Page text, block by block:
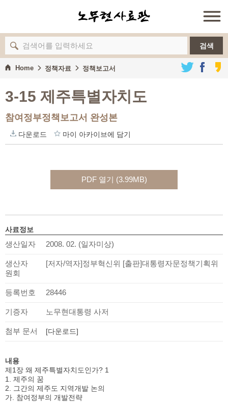
검색
Home 정책자료 정책보고서
3-15 제주특별자치도
참여정부정책보고서 완성본
다운로드 마이 아카이브에 담기
PDF 열기 (3.99MB)
사료정보
생산일자 2008. 02. (일자미상)
생산자
[저자/역자]정부혁신위 [출판]대통령자문정책기획위
원회
등록번호 28446
기증자 노무현대통령 사저
첨부 문서 [다운로드]
내용
제1장 왜 제주특별자치도인가? 1
1. 제주의 꿈
2. 그간의 제주도 지역개발 논의
가. 참여정부의 개발전략